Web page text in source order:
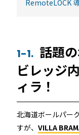
RemoteLOCK
1-1. 話題
ビレッジ
ィラ！
北海道ボールパー
すが、 VILLA
機能トップ
パス
他社スマート
システ
連携システム
API連携
製品情
製品情報トッ
製品ラインナ
利用事例トッ
導入の